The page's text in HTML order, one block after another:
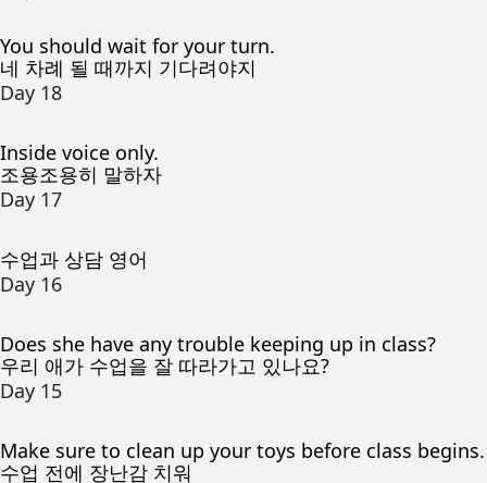
You should wait for your turn.
네 차례 될 때까지 기다려야지
Day 18
Inside voice only.
조용조용히 말하자
Day 17
수업과 상담 영어
Day 16
Does she have any trouble keeping up in class?
우리 애가 수업을 잘 따라가고 있나요?
Day 15
Make sure to clean up your toys before class begins.
수업 전에 장난감 치워